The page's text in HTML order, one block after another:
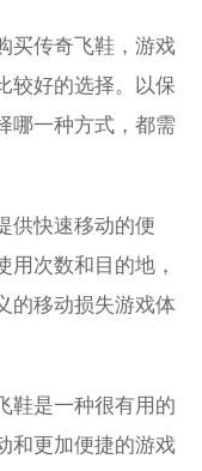
买传奇飞鞋，游戏
较好的选择。以保
哪一种方式，都需
供快速移动的便
用次数和目的地，
的移动损失游戏体
鞋是一种很有用的
和更加便捷的游戏